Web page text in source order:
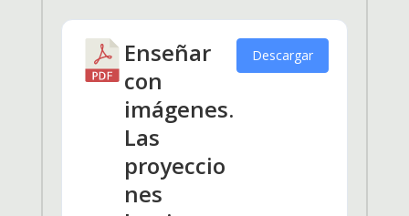
Enseñar
con
imágenes.
Las
proyeccio
nes
Descargar